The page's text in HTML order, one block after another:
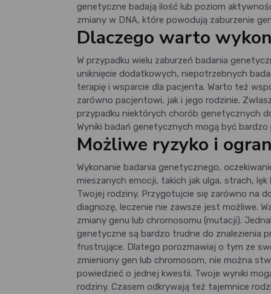
genetyczne badają ilość lub poziom
zmiany w DNA, które powodują zaburzenie
Dlaczego warto
W przypadku wielu zaburzeń badania
uniknięcie dodatkowych, niepotrzebnych
terapię i wsparcie dla pacjenta. Warto też
zarówno pacjentowi, jak i jego rodzinie.
przypadku niektórych chorób genetycznych
Wyniki badań genetycznych mogą być
Możliwe ryzyko i
Wykonanie badania genetycznego,
mieszanych emocji, takich jak ulga, strach,
Twojej rodziny. Przygotujcie się zarówno na
diagnozę, leczenie nie zawsze jest możliwe.
zmiany genu lub chromosomu (mutacji).
genetyczne są bardzo trudne do znalezienia
frustrujące. Dlatego porozmawiaj o tym ze
zmieniony gen lub chromosom, nie można
powiedzieć o jednej kwestii. Twoje wyniki
rodziny. Czasem odkrywają też tajemnice